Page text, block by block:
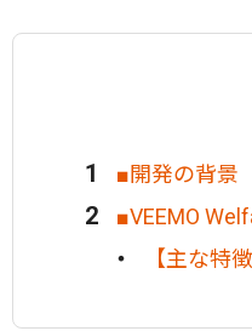
■開発の背景
■VEEMO
【主な特徴